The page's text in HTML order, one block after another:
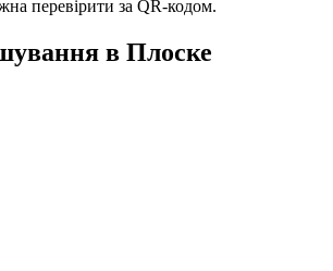
перевірити за QR-кодом.
в Плоске